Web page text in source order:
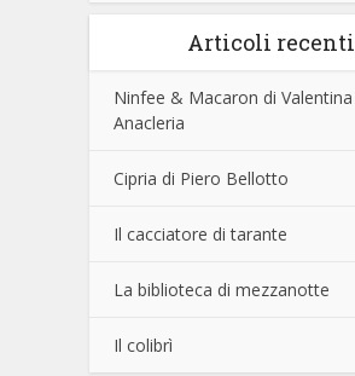
Articoli recenti
Ninfee & Macaron di Valentina
Anacleria
Cipria di Piero Bellotto
Il cacciatore di tarante
La biblioteca di mezzanotte
Il colibrì